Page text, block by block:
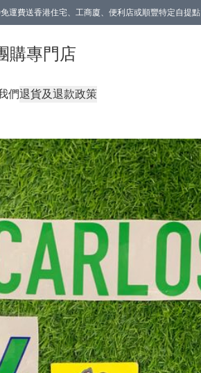
運費送香港住宅、工商廈、便利店或順豐特定自提點
購專門店
們退貨及退款政策